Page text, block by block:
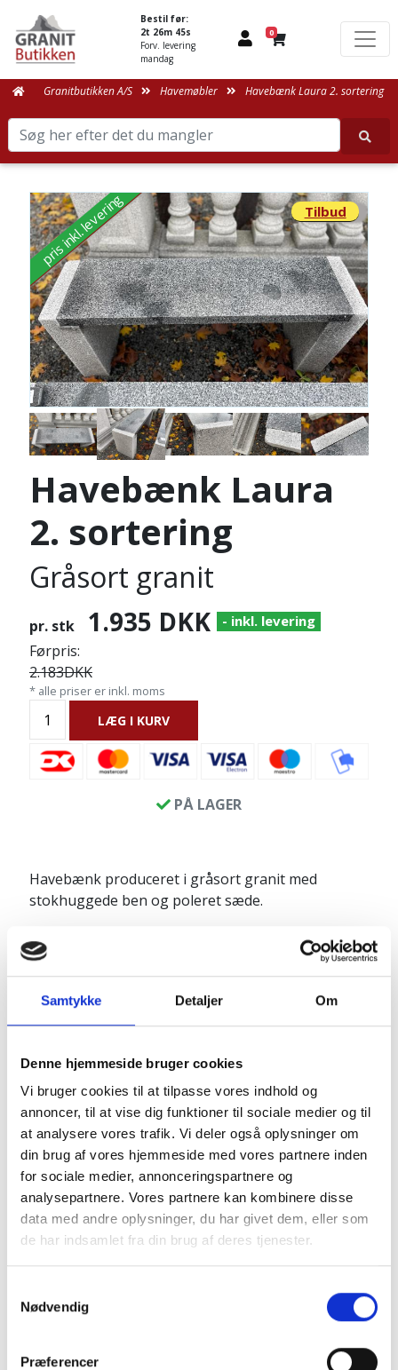
Samtykke Detaljer Om
Denne hjemmeside bruger cookies
Vi bruger cookies til at tilpasse vores indhold og
annoncer, til at vise dig funktioner til sociale medier og til
at analysere vores trafik. Vi deler også oplysninger om
din brug af vores hjemmeside med vores partnere inden
for sociale medier, annonceringspartnere og
analysepartnere. Vores partnere kan kombinere disse
data med andre oplysninger, du har givet dem, eller som
de har indsamlet fra din brug af deres tjenester.
Nødvendig
Præferencer
pris inkl. levering Tilbud
Havebænk Laura
2. sortering
Gråsort granit
pr. stk 1.935 DKK - inkl. levering
Førpris:
2.183DKK
* alle priser er inkl. moms
LÆG I KURV
PÅ LAGER
Havebænk produceret i gråsort granit med
stokhuggede ben og poleret sæde.
Bænken har mindre skader - derfor den gode pris.
Selvom den har mindre skader er bænksen
stadig ideel til hyggekrogen
eller på
terrassen
Længde (samlet): ca. 110 cm
Højde: ca. 44 cm
Bredde: ca. 30 cm
Vægt: ca 170 kg
Naturprodukt – variationer forekommer
Bestil før:
2t 26m 45s
Forv. levering
mandag
0
Granitbutikken A/S Havemøbler Havebænk Laura 2. sortering